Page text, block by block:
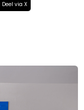
Deel via X